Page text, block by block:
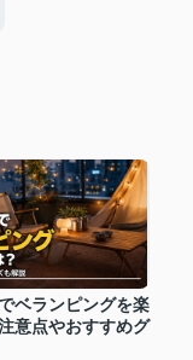
ベランピングを楽
意点やおすすめグ